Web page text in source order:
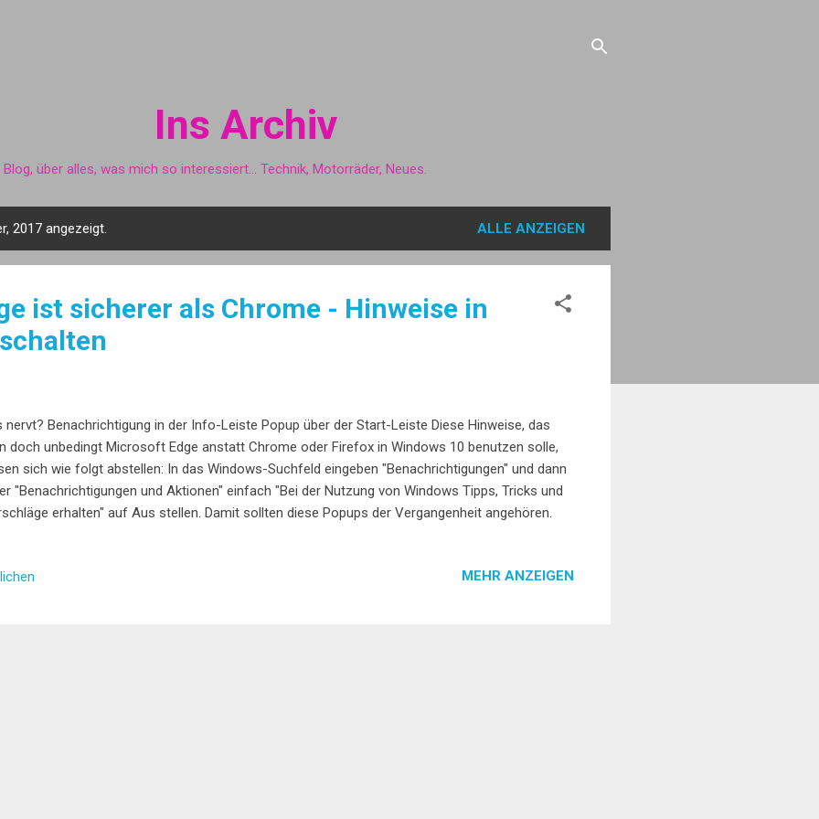
Ins Archiv
Blog, über alles, was mich so interessiert... Technik, Motorräder, Neues.
2017 angezeigt. ALLE ANZEIGEN
ist sicherer als Chrome - Hinweise in
nervt? Benachrichtigung in der Info-Leiste Popup über der Start-Leiste Diese Hinweise, das
doch unbedingt Microsoft Edge anstatt Chrome oder Firefox in Windows 10 benutzen solle,
sich wie folgt abstellen: In das Windows-Suchfeld eingeben "Benachrichtigungen" und dann
"Benachrichtigungen und Aktionen" einfach "Bei der Nutzung von Windows Tipps, Tricks und
erhalten" auf Aus stellen. Damit sollten diese Popups der Vergangenheit angehören.
MEHR ANZEIGEN